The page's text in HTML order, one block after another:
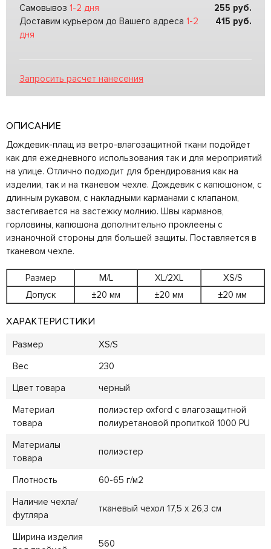
Самовывоз 1-2 дня 255 руб.
Доставим курьером до Вашего адреса 1-2
дня
415 руб.
Запросить расчет нанесения
ОПИСАНИЕ
Дождевик-плащ из ветро-влагозащитной ткани подойдет
как для ежедневного использования так и для мероприятий
на улице. Отлично подходит для брендирования как на
изделии, так и на тканевом чехле. Дождевик с капюшоном, с
длинным рукавом, с накладными карманами с клапаном,
застегивается на застежку молнию. Швы карманов,
горловины, капюшона дополнительно проклеены с
изнаночной стороны для большей защиты. Поставляется в
тканевом чехле.
Размер M/L XL/2XL
XS/S
Допуск
±20 мм ±20 мм ±20 мм
ХАРАКТЕРИСТИКИ
Размер
XS/S
Вес
230
Цвет товара
черный
Материал
товара
полиэстер oxford с влагозащитной
полиуретановой пропиткой 1000 PU
Материалы
товара
полиэстер
Плотность
60-65 г/м2
Наличие чехла/
футляра
тканевый чехол 17,5 х 26,3 см
Ширина изделия
560